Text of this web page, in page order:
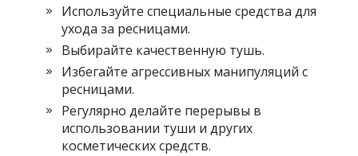
Используйте специальные средства для
ухода за ресницами.
Выбирайте качественную тушь.
Избегайте агрессивных манипуляций с
ресницами.
Регулярно делайте перерывы в
использовании туши и других
косметических средств.